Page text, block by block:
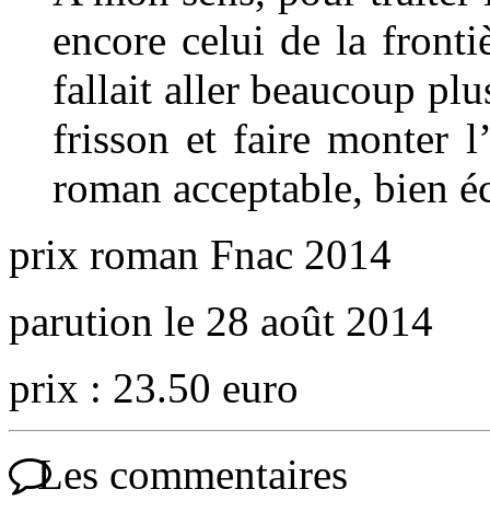
encore celui de la
fallait aller beaucoup
frisson et faire monter
roman acceptable, bien
prix roman Fnac 2014
parution le 28 août 2014
prix : 23.50 euro
Les commentaires